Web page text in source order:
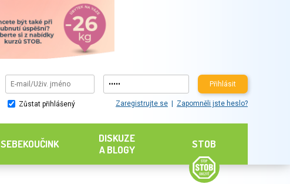
Přihlásit
Zůstat přihlášený Zaregistrujte se Zapomněli jste heslo?
SEBEKOUČINK
DISKUZE
A BLOGY
STOB